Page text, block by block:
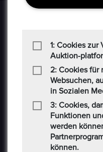
Epoxa ist eine Online-
Münzen, Medaillen,
Formaten Jetzt kaufen /
verkaufen können.
Umtauschservice von
Service können
1: Cookies zur
Auktion-
2: Cookies für
Websuchen,
in Sozialen
3: Cookies,
Funktionen
werden
können.